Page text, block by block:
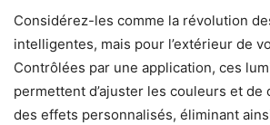
Considérez-les comme la révolution
intelligentes, mais pour l’extérieur de
Contrôlées par une application, ces
permettent d’ajuster les couleurs et
des effets personnalisés, éliminant